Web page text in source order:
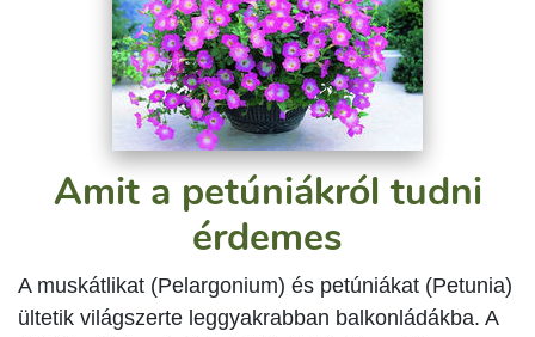
Amit a petúniákról tudni
érdemes
A muskátlikat (Pelargonium) és petúniákat (Petunia)
ültetik világszerte leggyakrabban balkonládákba. A